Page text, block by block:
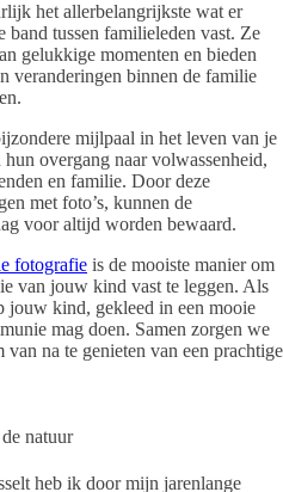
het allerbelangrijkste wat er
band tussen familieleden vast. Ze
gelukkige momenten en bieden
veranderingen binnen de familie
mijlpaal in het leven van je
overgang naar volwassenheid,
en familie. Door deze
met foto’s, kunnen de
voor altijd worden bewaard.
fotografie is de mooiste manier om
van jouw kind vast te leggen. Als
jouw kind, gekleed in een mooie
mag doen. Samen zorgen we
na te genieten van een prachtige
heb ik door mijn jarenlange